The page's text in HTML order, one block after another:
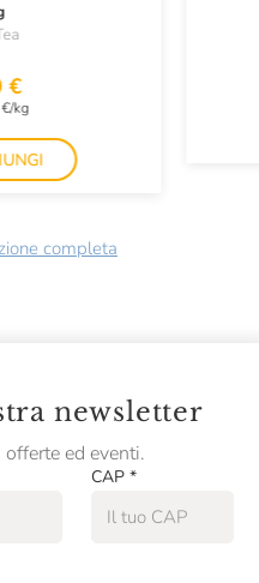
€
kg
completa
newsletter
ed eventi.
CAP *